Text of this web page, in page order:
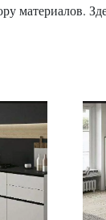
материалов.